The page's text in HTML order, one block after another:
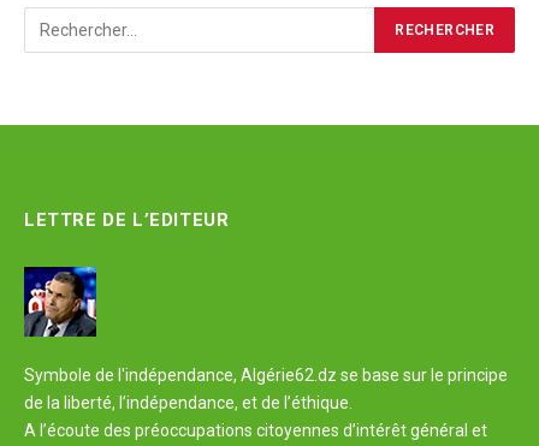
LETTRE DE L’EDITEUR
Symbole de l'indépendance, Algérie62.dz se base sur le principe
de la liberté, l’indépendance, et de l’éthique.
A l’écoute des préoccupations citoyennes d’intérêt général et